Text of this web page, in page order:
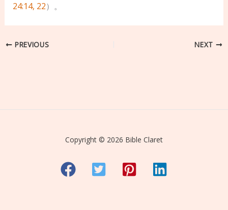
24:14, 22）。
PREVIOUS NEXT
Copyright © 2026 Bible Claret